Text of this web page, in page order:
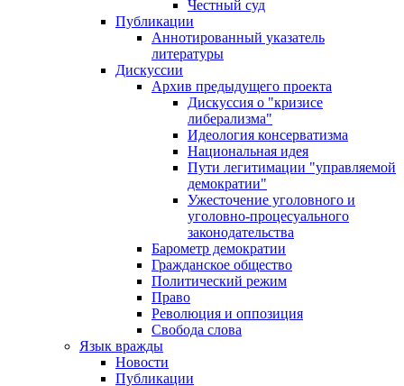
Честный суд
Публикации
Аннотированный указатель
литературы
Дискуссии
Архив предыдущего проекта
Дискуссия о "кризисе
либерализма"
Идеология консерватизма
Национальная идея
Пути легитимации "управляемой
демократии"
Ужесточение уголовного и
уголовно-процесуального
законодательства
Барометр демократии
Гражданское общество
Политический режим
Право
Революция и оппозиция
Свобода слова
Язык вражды
Новости
Публикации